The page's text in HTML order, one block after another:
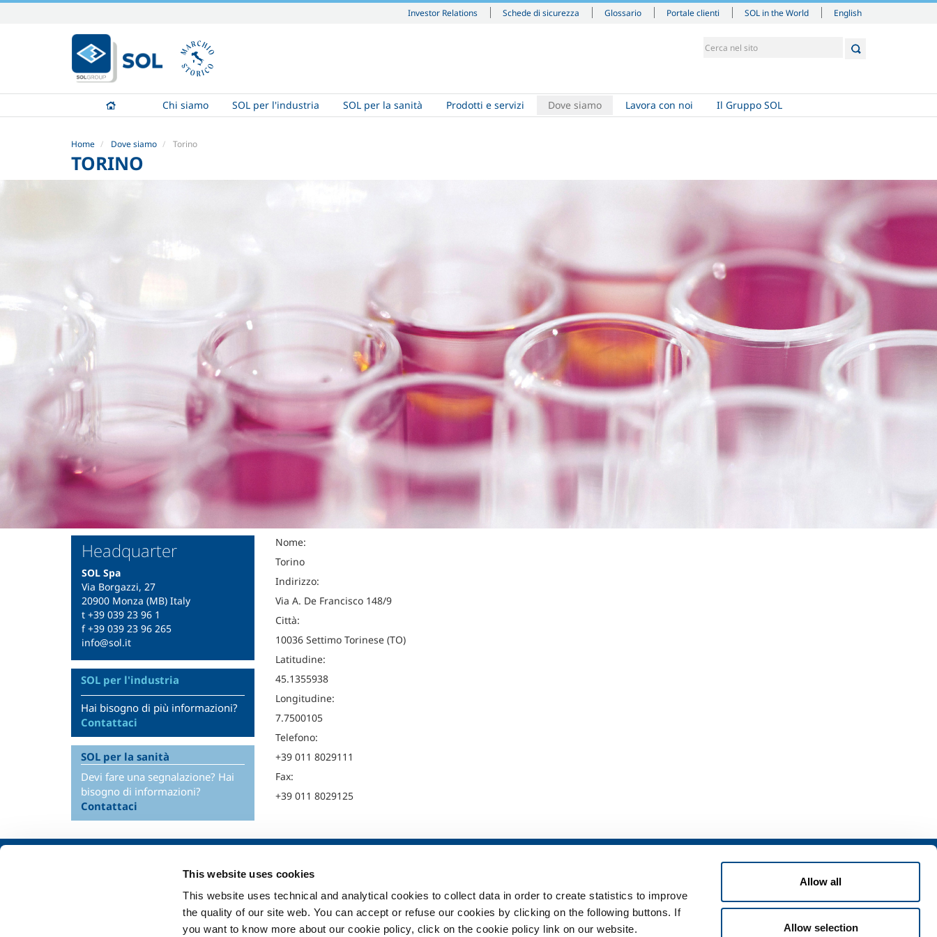
This website uses cookies
This website uses technical and analytical cookies to collect data in order to create statistics to improve
the quality of our site web. You can accept or refuse our cookies by clicking on the following buttons. If
you want to know more about our cookie policy, click on the cookie policy link on our website.
Allow all
Allow selection
Investor Relations Schede di sicurezza Glossario Portale clienti SOL in the World
contenuti.
|
Salta
navigazione
English
Chi siamo SOL per l'industria SOL per la sanità Prodotti e servizi Dove siamo Lavora con noi Il Gruppo SOL
Home Dove siamo Torino
TORINO
Nome:
Torino
Indirizzo:
Via A. De Francisco 148/9
Città:
10036 Settimo Torinese (TO)
Latitudine:
45.1355938
Longitudine:
7.7500105
Telefono:
+39 011 8029111
Fax:
+39 011 8029125
Headquarter
SOL Spa
Via Borgazzi, 27
20900 Monza (MB) Italy
t +39 039 23 96 1
f +39 039 23 96 265
info@sol.it
SOL per l'industria
Hai bisogno di più informazioni?
Contattaci
SOL per la sanità
Devi fare una segnalazione? Hai
bisogno di informazioni?
Contattaci
Food & Beverage
Metal Production
Metal Fabrication
Servizi
Impianti dispositivo medico
Prodotti e servizi per la sanità